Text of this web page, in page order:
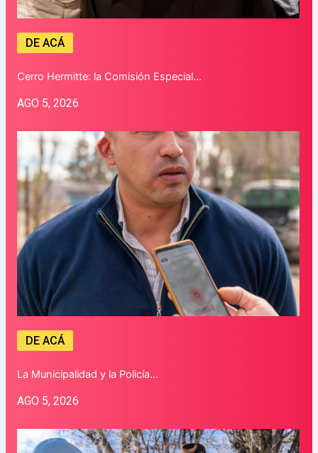
DE ACÁ
Cerro Hermitte: la Comisión Especial…
AGO 5, 2026
DE ACÁ
La Municipalidad y la Policía…
AGO 5, 2026